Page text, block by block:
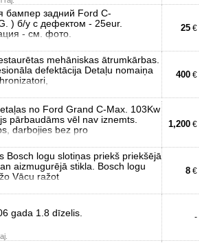
бампер задний Ford C-
) б/у с дефектом - 25eur.
- см. фото.
25 €
mehāniskas ātrumkārbas.
defektācija Detaļu nomaiņa
400 €
no Ford Grand C-Max. 103Kw
pārbaudāms vēl nav iznemts.
darbojies bez pro
1,200 €
Bosch logu slotiņas priekš priekšējā
aizmugurējā stikla. Bosch logu
Vācu ražot
8 €
gada 1.8 dīzelis. -